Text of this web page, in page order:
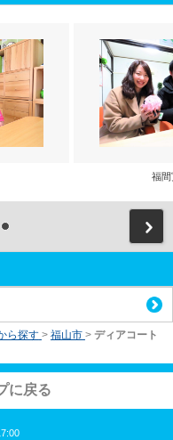
福間
ら探す > 福山市 > ディアコート
に戻る